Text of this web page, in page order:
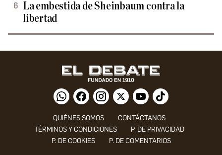
La embestida de Sheinbaum contra la
libertad
QUIÉNES SOMOS
CONTÁCTANOS
TÉRMINOS Y CONDICIONES
P. DE PRIVACIDAD
P. DE COOKIES
P. DE COMENTARIOS